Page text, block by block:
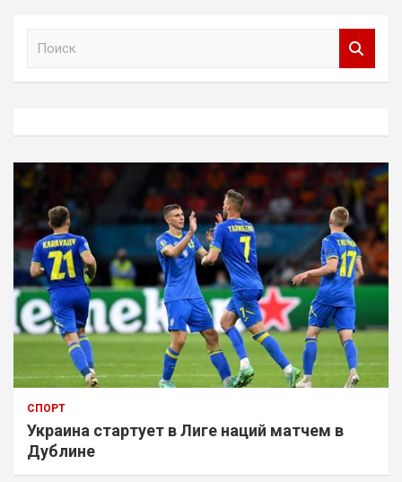
СПОРТ
Украина стартует в Лиге наций матчем в
Дублине